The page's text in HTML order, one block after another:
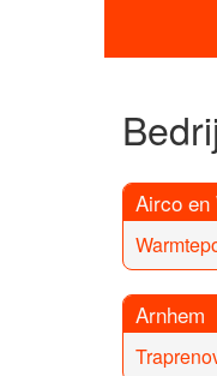
Airco en
Arnhem